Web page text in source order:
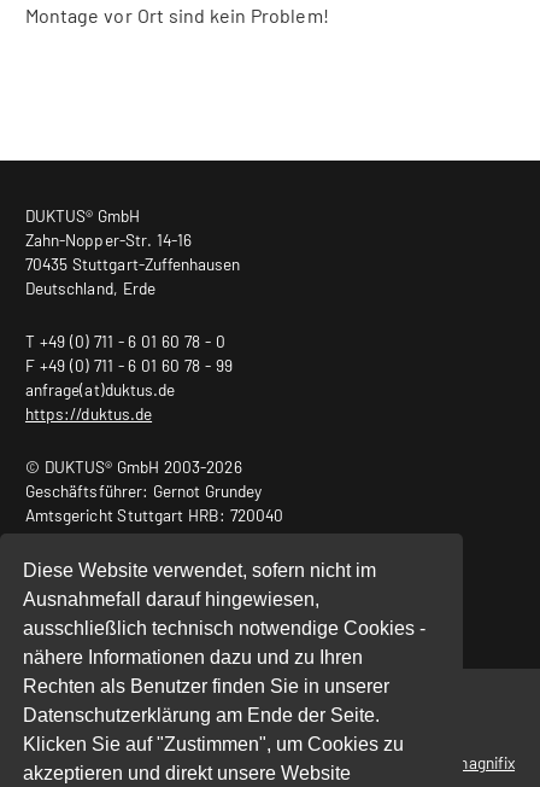
Diese Website verwendet, sofern nicht im
Ausnahmefall darauf hingewiesen,
ausschließlich technisch notwendige Cookies -
nähere Informationen dazu und zu Ihren
Rechten als Benutzer finden Sie in unserer
Datenschutzerklärung am Ende der Seite.
Klicken Sie auf "Zustimmen", um Cookies zu
akzeptieren und direkt unsere Website
Montage vor Ort sind kein Problem!
DUKTUS® GmbH
Zahn-Nopper-Str. 14-16
70435 Stuttgart-Zuffenhausen
Deutschland, Erde
T +49 (0) 711 - 6 01 60 78 - 0
F +49 (0) 711 - 6 01 60 78 - 99
anfrage(at)duktus.de
https://duktus.de
© DUKTUS® GmbH 2003-2026
Geschäftsführer: Gernot Grundey
Amtsgericht Stuttgart HRB: 720040
USt.-ID Nr.: DE240932011
Start|Datenschutz|Impressum
magnifix